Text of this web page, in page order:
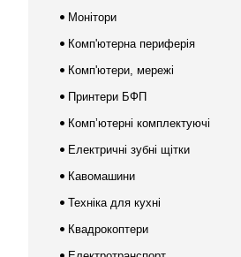
Монітори
Комп'ютерна периферія
Комп'ютери, мережі
Принтери БФП
Компʼютерні комплектуючі
Електричні зубні щітки
Кавомашини
Техніка для кухні
Квадрокоптери